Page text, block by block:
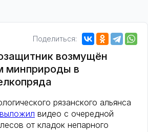
Поделиться:
возмущён
минприроды в
рязанского альянса
выложил видео с очередной
от кладок непарного